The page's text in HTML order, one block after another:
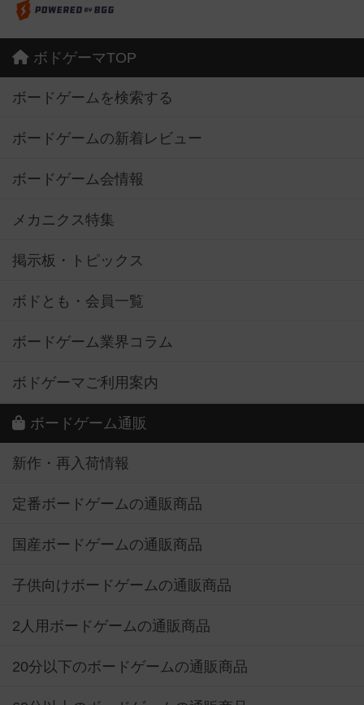
ボドゲーマTOP
ボードゲームを検索する
ボードゲームの新着レビュー
ボードゲーム会情報
メカニクス特集
掲示板・トピックス
ボドとも・会員一覧
ボードゲーム業界コラム
ボドゲーマご利用案内
ボードゲーム通販
新作・再入荷情報
定番ボードゲームの通販商品
国産ボードゲームの通販商品
子供向けボードゲームの通販商品
2人用ボードゲームの通販商品
20分以下のボードゲームの通販商品